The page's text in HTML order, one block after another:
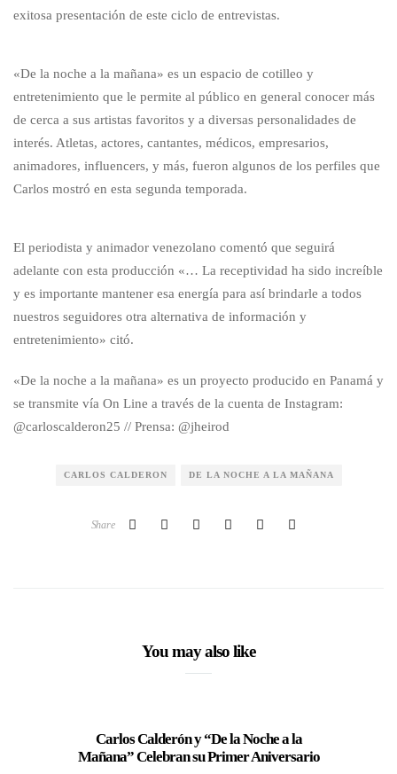
exitosa presentación de este ciclo de entrevistas.
«De la noche a la mañana» es un espacio de cotilleo y
entretenimiento que le permite al público en general conocer más
de cerca a sus artistas favoritos y a diversas personalidades de
interés. Atletas, actores, cantantes, médicos, empresarios,
animadores, influencers, y más, fueron algunos de los perfiles que
Carlos mostró en esta segunda temporada.
El periodista y animador venezolano comentó que seguirá
adelante con esta producción «… La receptividad ha sido increíble
y es importante mantener esa energía para así brindarle a todos
nuestros seguidores otra alternativa de información y
entretenimiento» citó.
«De la noche a la mañana» es un proyecto producido en Panamá y
se transmite vía On Line a través de la cuenta de Instagram:
@carloscalderon25 // Prensa: @jheirod
CARLOS CALDERON DE LA NOCHE A LA MAÑANA
Share
You may also like
Carlos Calderón y “De la Noche a la
Mañana” Celebran su Primer Aniversario